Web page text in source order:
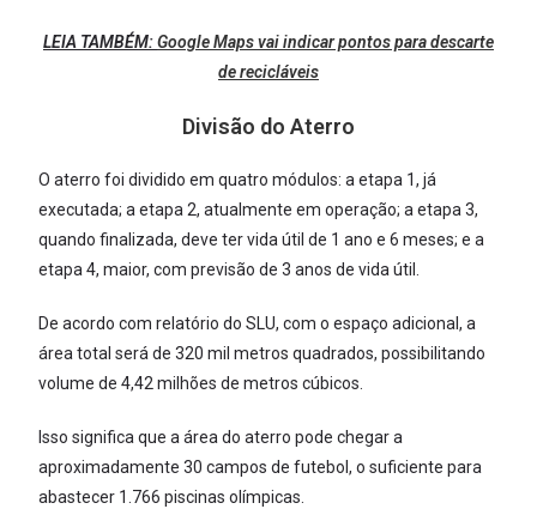
LEIA TAMBÉM:Google Maps vai indicar pontos para descarte
de recicláveis
Divisão do Aterro
O aterro foi dividido em quatro módulos: a etapa 1, já
executada; a etapa 2, atualmente em operação; a etapa 3,
quando finalizada, deve ter vida útil de 1 ano e 6 meses; e a
etapa 4, maior, com previsão de 3 anos de vida útil.
De acordo com relatório do SLU, com o espaço adicional, a
área total será de 320 mil metros quadrados, possibilitando
volume de 4,42 milhões de metros cúbicos.
Isso significa que a área do aterro pode chegar a
aproximadamente 30 campos de futebol, o suficiente para
abastecer 1.766 piscinas olímpicas.